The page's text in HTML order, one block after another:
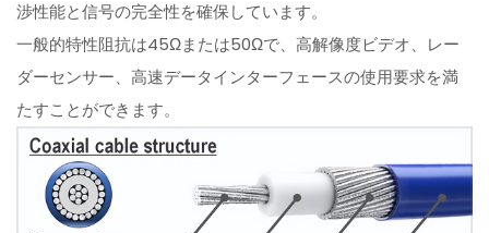
渉性能と信号の完全性を確保しています。
一般的特性阻抗は45Ωまたは50Ωで、高解像度ビデオ、レー
ダーセンサー、高速データインターフェースの使用要求を満
たすことができます。